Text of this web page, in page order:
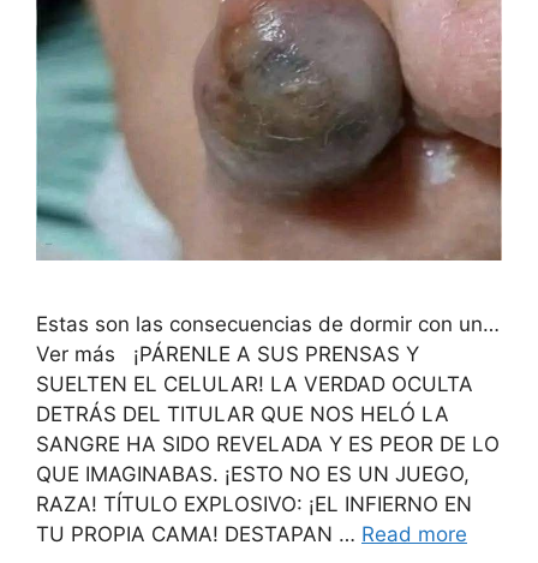
Estas son las consecuencias de dormir con un…
Ver más ¡PÁRENLE A SUS PRENSAS Y
SUELTEN EL CELULAR! LA VERDAD OCULTA
DETRÁS DEL TITULAR QUE NOS HELÓ LA
SANGRE HA SIDO REVELADA Y ES PEOR DE LO
QUE IMAGINABAS. ¡ESTO NO ES UN JUEGO,
RAZA! TÍTULO EXPLOSIVO: ¡EL INFIERNO EN
TU PROPIA CAMA! DESTAPAN … Read more